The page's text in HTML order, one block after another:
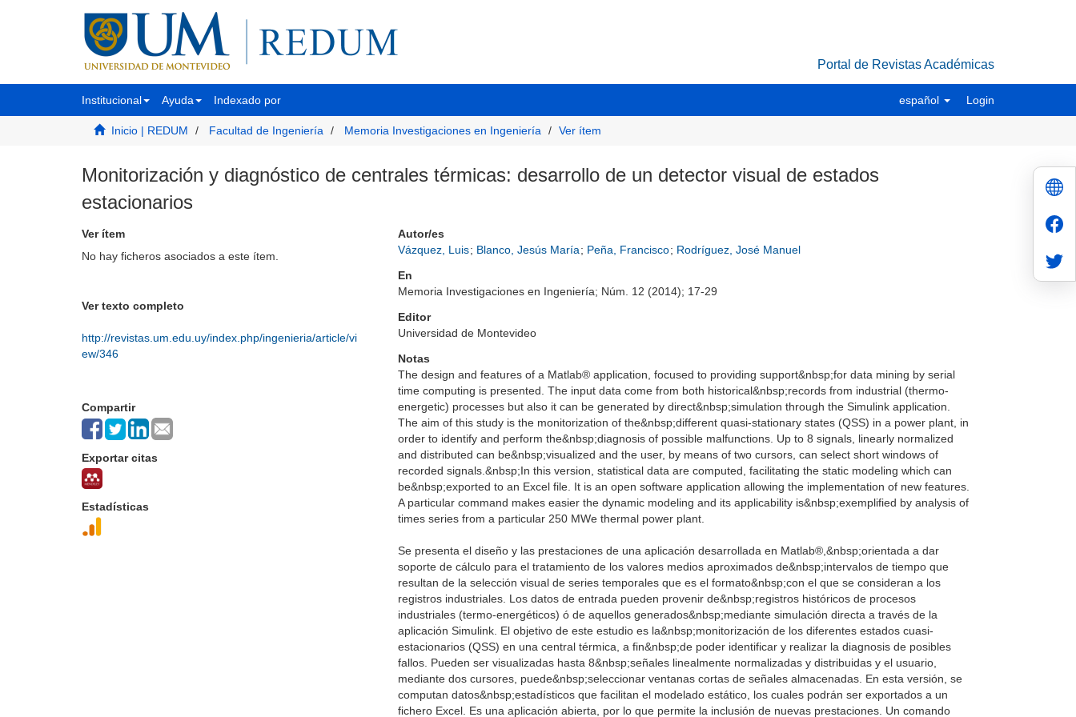
Portal de Revistas Académicas
Institucional Ayuda Indexado por español Login
Inicio | REDUM Facultad de Ingeniería Memoria Investigaciones en Ingeniería Ver ítem
Monitorización y diagnóstico de centrales térmicas: desarrollo de un detector visual de estados
estacionarios
Ver ítem
No hay ficheros asociados a este ítem.
Ver texto completo
http://revistas.um.edu.uy/index.php/ingenieria/article/vi
ew/346
Compartir
Exportar citas
Estadísticas
Autor/es
Vázquez, Luis; Blanco, Jesús María; Peña, Francisco; Rodríguez, José Manuel
En
Memoria Investigaciones en Ingeniería; Núm. 12 (2014); 17-29
Editor
Universidad de Montevideo
Notas
The design and features of a Matlab® application, focused to providing support&nbsp;for data mining by serial
time computing is presented. The input data come from both historical&nbsp;records from industrial (thermo-
energetic) processes but also it can be generated by direct&nbsp;simulation through the Simulink application.
The aim of this study is the monitorization of the&nbsp;different quasi-stationary states (QSS) in a power plant, in
order to identify and perform the&nbsp;diagnosis of possible malfunctions. Up to 8 signals, linearly normalized
and distributed can be&nbsp;visualized and the user, by means of two cursors, can select short windows of
recorded signals.&nbsp;In this version, statistical data are computed, facilitating the static modeling which can
be&nbsp;exported to an Excel file. It is an open software application allowing the implementation of new features.
A particular command makes easier the dynamic modeling and its applicability is&nbsp;exemplified by analysis of
times series from a particular 250 MWe thermal power plant.
Se presenta el diseño y las prestaciones de una aplicación desarrollada en Matlab®,&nbsp;orientada a dar
soporte de cálculo para el tratamiento de los valores medios aproximados de&nbsp;intervalos de tiempo que
resultan de la selección visual de series temporales que es el formato&nbsp;con el que se consideran a los
registros industriales. Los datos de entrada pueden provenir de&nbsp;registros históricos de procesos
industriales (termo-energéticos) ó de aquellos generados&nbsp;mediante simulación directa a través de la
aplicación Simulink. El objetivo de este estudio es la&nbsp;monitorización de los diferentes estados cuasi-
estacionarios (QSS) en una central térmica, a fin&nbsp;de poder identificar y realizar la diagnosis de posibles
fallos. Pueden ser visualizadas hasta 8&nbsp;señales linealmente normalizadas y distribuidas y el usuario,
mediante dos cursores, puede&nbsp;seleccionar ventanas cortas de señales almacenadas. En esta versión, se
computan datos&nbsp;estadísticos que facilitan el modelado estático, los cuales podrán ser exportados a un
fichero Excel. Es una aplicación abierta, por lo que permite la inclusión de nuevas prestaciones. Un comando